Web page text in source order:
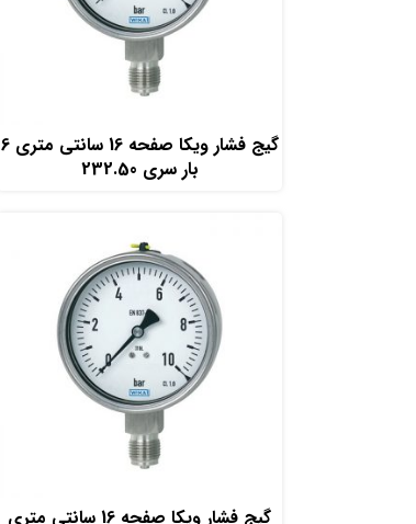
گیج فشار ویکا صفحه 16 سانتی متری 6
بار سری 232.50
گیج فشار ویکا صفحه 16 سانتی متری